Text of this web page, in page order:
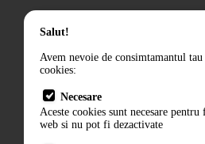
Returnarea
Termeni si
Salut!
Avem nevoie de consimtamantul
cookies:
Necesare
Aceste cookies sunt necesare
web si nu pot fi dezactivate